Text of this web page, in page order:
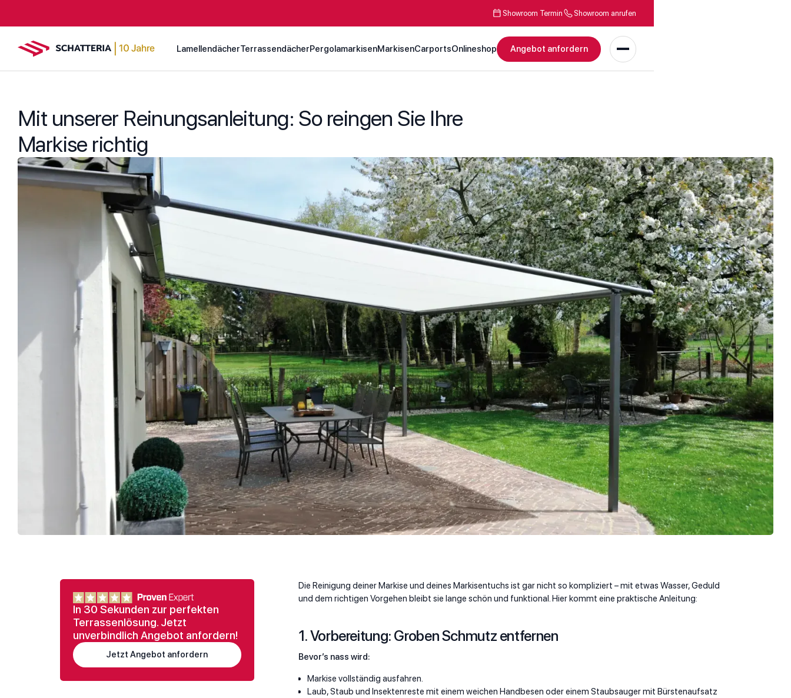
Showroom Termin Showroom anrufen
LamellendächerTerrassendächerPergolamarkisenMarkisenCarportsOnlineshop Angebot anfordern
Mit unserer Reinungsanleitung: So reingen Sie Ihre
Markise richtig
In 30 Sekunden zur perfekten
Terrassenlösung. Jetzt
unverbindlich Angebot anfordern!
Jetzt Angebot anfordern
Die Reinigung deiner Markise und deines Markisentuchs ist gar nicht so kompliziert – mit etwas Wasser, Geduld
und dem richtigen Vorgehen bleibt sie lange schön und funktional. Hier kommt eine praktische Anleitung:
1. Vorbereitung: Groben Schmutz entfernen
Bevor’s nass wird:
Markise vollständig ausfahren.
Laub, Staub und Insektenreste mit einem weichen Handbesen oder einem Staubsauger mit Bürstenaufsatz